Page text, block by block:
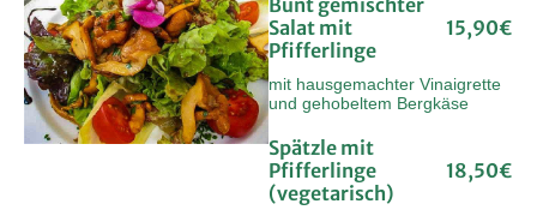
Bunt gemischter
Salat mit
Pfifferlinge
15,90€
mit hausgemachter Vinaigrette
und gehobeltem Bergkäse
Spätzle mit
Pfifferlinge
(vegetarisch)
18,50€